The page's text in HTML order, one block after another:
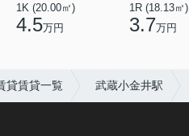
1K (20.00㎡)
4.5万円
1R (18.13㎡)
3.7万円
貸賃貸一覧 武蔵小金井駅